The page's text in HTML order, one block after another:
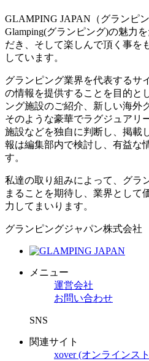
GLAMPING JAPAN（グランピ
Glamping(グランピング)の魅力
だき、そして楽しんで頂く事を
しています。
グランピング業界を代表するサ
の情報を提供することを目的と
ング施設のご紹介、新しい海外
そのような豪華でラグジュアリ
施設などを独自に判断し、掲載
報は編集部内で検討し、有益な
す。
私達の取り組みによって、グラ
まることを期待し、業界として
力してまいります。
グランピングジャパン株式会社
メニュー
運営会社
お問い合わせ
SNS
関連サイト
xover (オンラインス